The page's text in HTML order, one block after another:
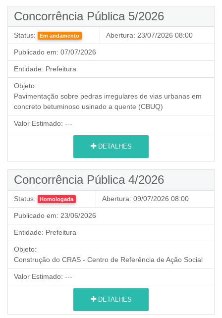
Concorrência Pública 5/2026
Status: Em andamento Abertura: 23/07/2026 08:00
Publicado em: 07/07/2026
Entidade: Prefeitura
Objeto:
Pavimentação sobre pedras irregulares de vias urbanas em
concreto betuminoso usinado a quente (CBUQ)
Valor Estimado: ---
DETALHES
Concorrência Pública 4/2026
Status: Homologada Abertura: 09/07/2026 08:00
Publicado em: 23/06/2026
Entidade: Prefeitura
Objeto:
Construção do CRAS - Centro de Referência de Ação Social
Valor Estimado: ---
DETALHES